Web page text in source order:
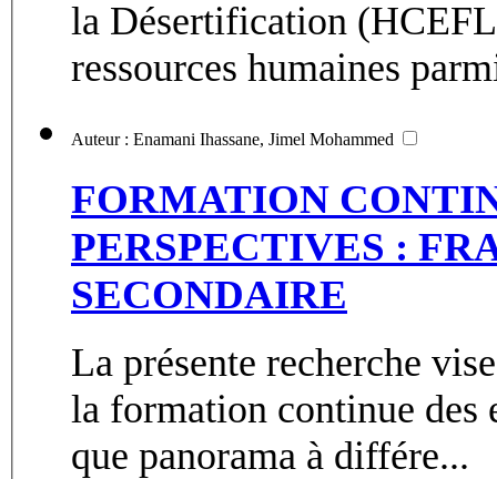
la Désertification
ressources humaines
Auteur : Enamani Ihassane, Jimel Mohammed
FORMATION
PERSPECTIVES :
SECONDAIRE
La présente recherche
la formation continue des
que panorama à différe...